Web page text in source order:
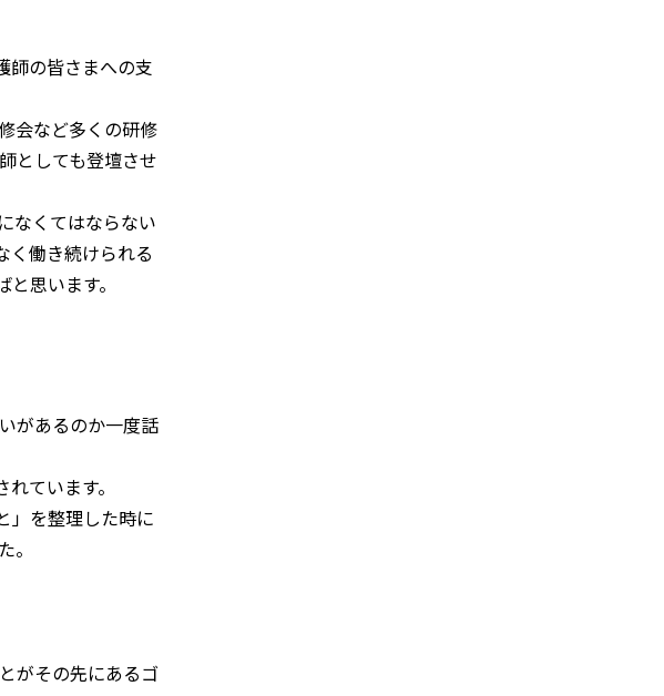
師の皆さまへの支
会など多くの研修
としても登壇させ
なくてはならない
く働き続けられる
思います。
があるのか一度話
ています。
」を整理した時に
。
がその先にあるゴ